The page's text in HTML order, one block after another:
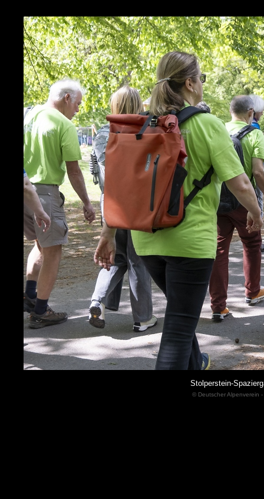
Stolperstein-
© Deutscher Alpenverein